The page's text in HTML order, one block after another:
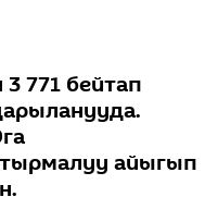
771 бейтап
айыгып